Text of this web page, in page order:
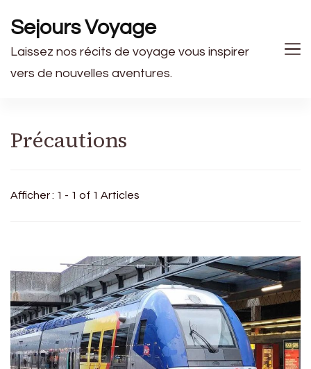
Sejours Voyage
Laissez nos récits de voyage vous inspirer
vers de nouvelles aventures.
Précautions
Afficher : 1 - 1 of 1 Articles